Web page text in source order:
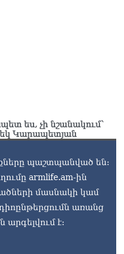
ես, չի նշանակում՝
Կարապետյան
պաշտպանված են:
armlife.am-ին
մասնակի կամ
առանց
արգելվում է: